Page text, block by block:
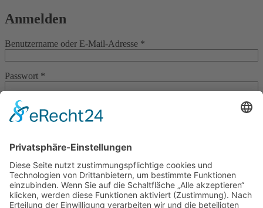
Anmelden
Benutzername oder E-Mail-Adresse *
Passwort *
Angemeldet bleiben
Anmelden
Passwort vergessen?
Registrieren
E-Mail-Adresse*Erforderlich